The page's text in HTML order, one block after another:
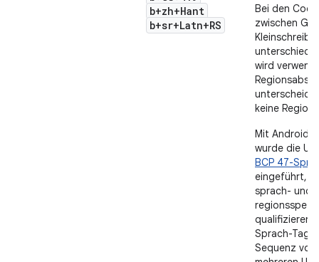
b+zh+Hant
b+sr+Latn+RS
Bei den
zwischen
wird
keine Region
Mit Android
wurde die
BCP 47-
eingeführt,
sprach- und
qualifizieren
Sprach-Tag
Sequenz